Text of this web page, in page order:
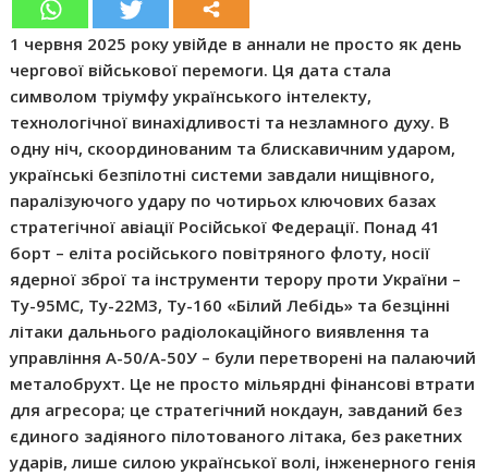
1 червня 2025 року увійде в аннали не просто як день
чергової військової перемоги. Ця дата стала
символом тріумфу українського інтелекту,
технологічної винахідливості та незламного духу. В
одну ніч, скоординованим та блискавичним ударом,
українські безпілотні системи завдали нищівного,
паралізуючого удару по чотирьох ключових базах
стратегічної авіації Російської Федерації. Понад 41
борт – еліта російського повітряного флоту, носії
ядерної зброї та інструменти терору проти України –
Ту-95МС, Ту-22М3, Ту-160 «Білий Лебідь» та безцінні
літаки дальнього радіолокаційного виявлення та
управління А-50/А-50У – були перетворені на палаючий
металобрухт. Це не просто мільярдні фінансові втрати
для агресора; це стратегічний нокдаун, завданий без
єдиного задіяного пілотованого літака, без ракетних
ударів, лише силою української волі, інженерного генія